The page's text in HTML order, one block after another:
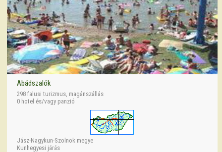
Abádszalók
298 falusi turizmus, magánszállás
0 hotel és/vagy panzió
Jász-Nagykun-Szolnok megye
Kunhegyesi járás